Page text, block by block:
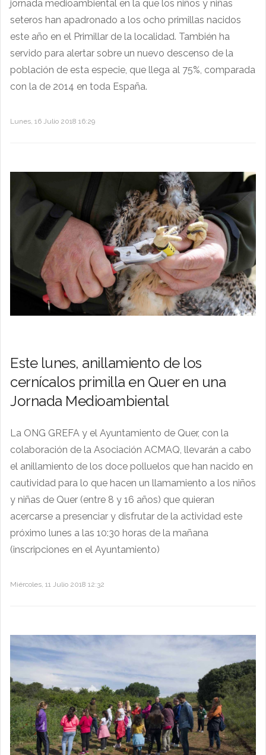
jornada medioambiental en la que los niños y niñas
seteros han apadronado a los ocho primillas nacidos
este año en el Primillar de la localidad. También ha
servido para alertar sobre un nuevo descenso de la
población de esta especie, que llega al 75%, comparada
con la de 2014 en toda España.
Lunes, 16 Julio 2018 16:29
Este lunes, anillamiento de los
cernícalos primilla en Quer en una
Jornada Medioambiental
La ONG GREFA y el Ayuntamiento de Quer, con la
colaboración de la Asociación ACMAQ, llevarán a cabo
el anillamiento de los doce polluelos que han nacido en
cautividad para lo que hacen un llamamiento a los niños
y niñas de Quer (entre 8 y 16 años) que quieran
acercarse a presenciar y disfrutar de la actividad este
próximo lunes a las 10:30 horas de la mañana
(inscripciones en el Ayuntamiento)
Miércoles, 11 Julio 2018 12:32